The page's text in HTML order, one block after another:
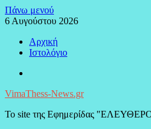
Μεταπηδήστε
στο
Πάνω μενού
6 Αυγούστου 2026
Αρχική
Ιστολόγιο
VimaThess-News.gr
Το site της Εφημερίδας